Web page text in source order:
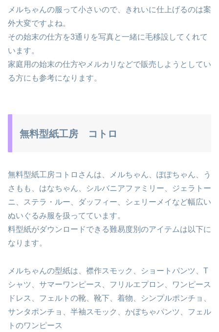
メルちゃんの服って小さいので、きれいに仕上げるのは案
外大変ですよね。
その始末の仕方を3通りを写真と一緒に毛移設してくれて
います。
家庭用の始末の仕方やメルカリなどで販売しようとしてい
る方にも参考になります。
無料型紙工房 コトロ
無料型紙工房コトロさんは、メルちゃん、ぽぽちゃん、う
さもも、はなちゃん、シルバニアファミリー、ジェラトー
ニ、ステラ・ルー、ダッフィー、シェリーメイなど幅広い
ぬいぐるみ服を扱ってています。
料型紙がダウンロードできる難易度別のアイテムは以下に
なります。
メルちゃんの型紙は、襟作スモック、ショートパンツ、T
シャツ、サマーワンピース、フリルエプロン、ワンピース
ドレス、フェルトの靴、靴下、着物、シンプルポンチョ、
サンタポンチョ、半袖スモック、かぼちゃパンツ、フェル
トのワンピース